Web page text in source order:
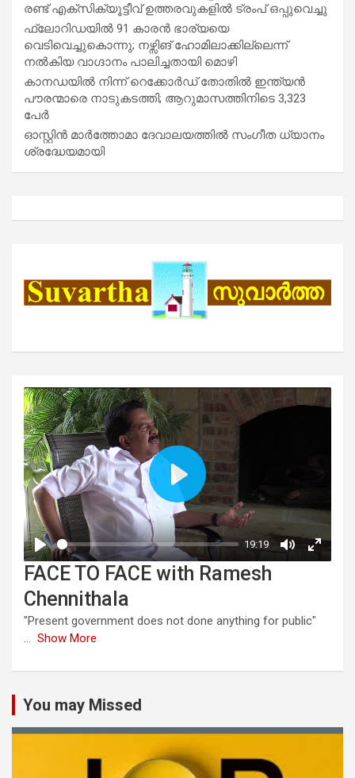
രണ്ട് എക്സിക്യൂട്ടീവ് ഉത്തരവുകളിൽ ട്രംപ് ഒപ്പുവെച്ചു
ഫ്ലോറിഡയിൽ 91 കാരൻ ഭാര്യയെ
വെടിവെച്ചുകൊന്നു; നഴ്സിങ് ഹോമിലാക്കില്ലെന്ന്
നൽകിയ വാഗ്ദാനം പാലിച്ചതായി മൊഴി
കാനഡയിൽ നിന്ന് റെക്കോർഡ് തോതിൽ ഇന്ത്യൻ
പൗരന്മാരെ നാടുകടത്തി; ആറുമാസത്തിനിടെ 3,323
പേർ
ഓസ്റ്റിൻ മാർത്തോമാ ദേവാലയത്തിൽ സംഗീത ധ്യാനം
ശ്രദ്ധേയമായി
FACE TO FACE with Ramesh
Chennithala
"Present government does not done anything for public"
... Show More
You may Missed